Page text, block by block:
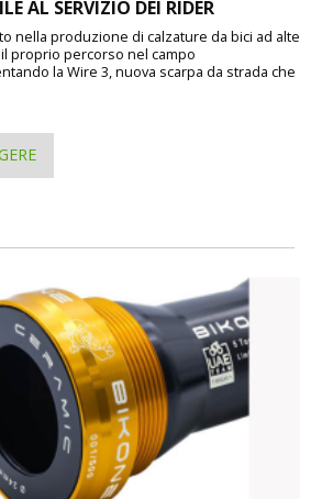
AL SERVIZIO DEI RIDER
nella produzione di calzature da bici ad alte
proprio percorso nel campo
la Wire 3, nuova scarpa da strada che